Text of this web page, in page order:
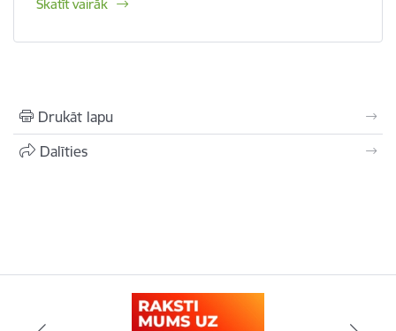
Skatīt vairāk
Drukāt lapu
Dalīties